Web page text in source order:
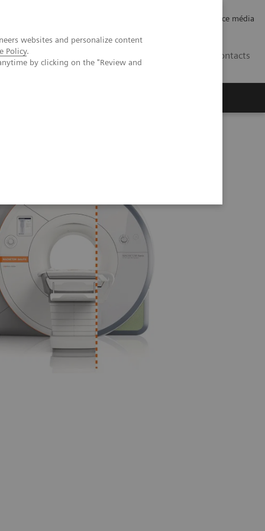
websites and personalize content
Policy.
by clicking on the "Review and
Espace média
Contacts